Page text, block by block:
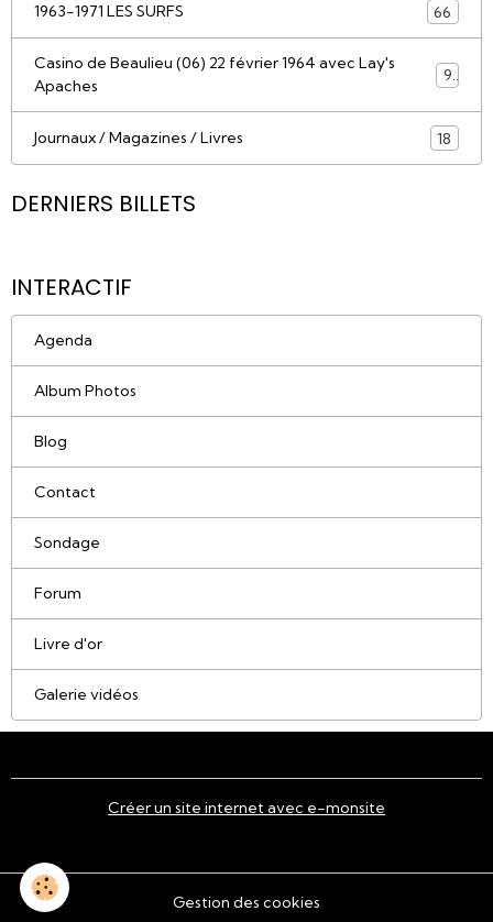
1963-1971 LES SURFS 66
Casino de Beaulieu (06) 22 février 1964 avec Lay's
Apaches
9
Journaux / Magazines / Livres 18
DERNIERS BILLETS
INTERACTIF
Agenda
Album Photos
Blog
Contact
Sondage
Forum
Livre d'or
Galerie vidéos
Créer un site internet avec e-monsite
Gestion des cookies